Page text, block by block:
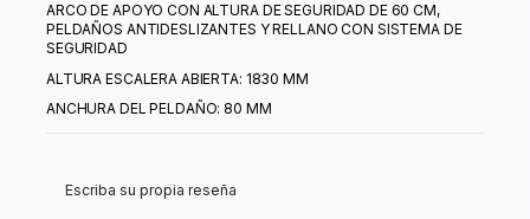
ARCO DE APOYO CON ALTURA DE SEGURIDAD DE 60 CM,
PELDAÑOS ANTIDESLIZANTES Y RELLANO CON SISTEMA DE
SEGURIDAD
ALTURA ESCALERA ABIERTA: 1830 MM
ANCHURA DEL PELDAÑO: 80 MM
Escriba su propia reseña